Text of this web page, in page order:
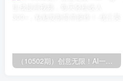
（10502期）创意无限！AI一键生成漫画视频，每天轻松收入300+，粘贴复制简单操作！